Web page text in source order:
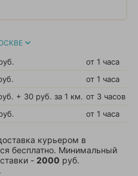
от 1 часа
от 1 часа
+ 30 руб. за 1 км. от 3 часов
от 1 часа
курьером в
бесплатно. Минимальный
- 2000 руб.